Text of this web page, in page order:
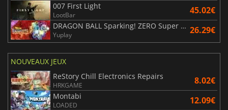
007 First Light
LootBar 45.02€
DRAGON BALL Sparking! ZERO Super Limit Breaking NEO
Yuplay 26.29€
NOUVEAUX JEUX
ReStory Chill Electronics Repairs
HRKGAME 8.02€
Montabi
LOADED 12.09€